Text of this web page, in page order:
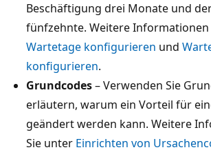
Beschäftigung drei Monate und
fünfzehnte. Weitere
Wartetage konfigurieren und
konfigurieren.
Grundcodes– Verwenden Sie
erläutern, warum ein Vorteil für
geändert werden kann. Weitere
Sie unter Einrichten von